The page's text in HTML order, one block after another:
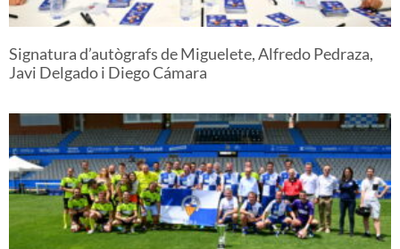
Signatura d’autògrafs de Miguelete, Alfredo Pedraza,
Javi Delgado i Diego Cámara